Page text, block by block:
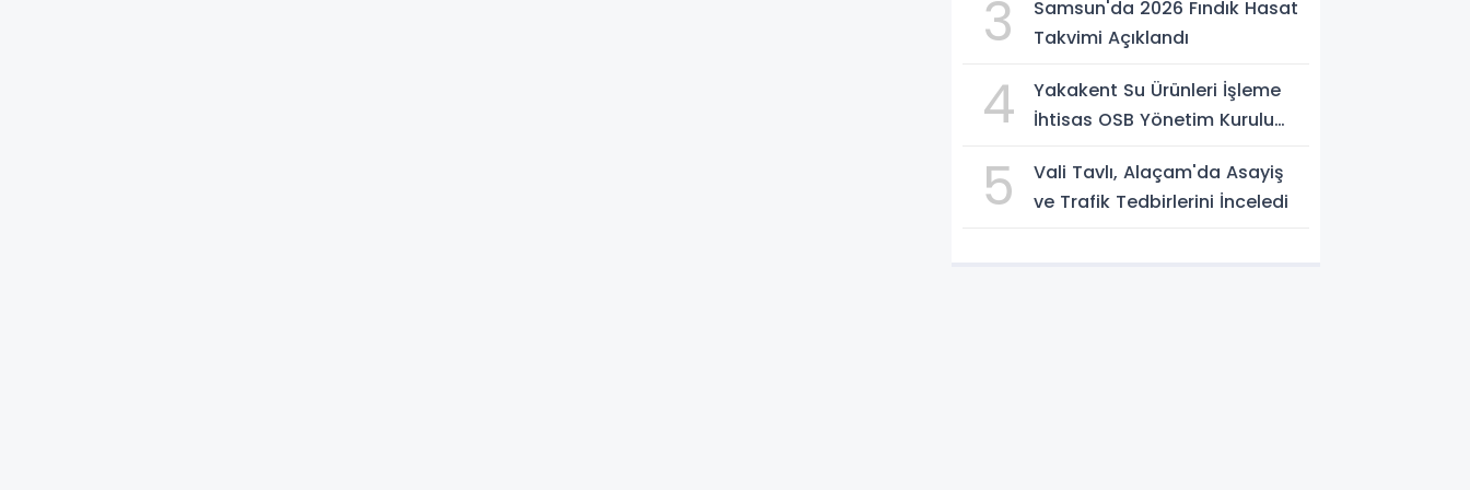
3
Samsun'da 2026 Fındık Hasat
Takvimi Açıklandı
4
Yakakent Su Ürünleri İşleme
İhtisas OSB Yönetim Kurulu
5
Vali Tavlı, Alaçam'da Asayiş
ve Trafik Tedbirlerini İnceledi